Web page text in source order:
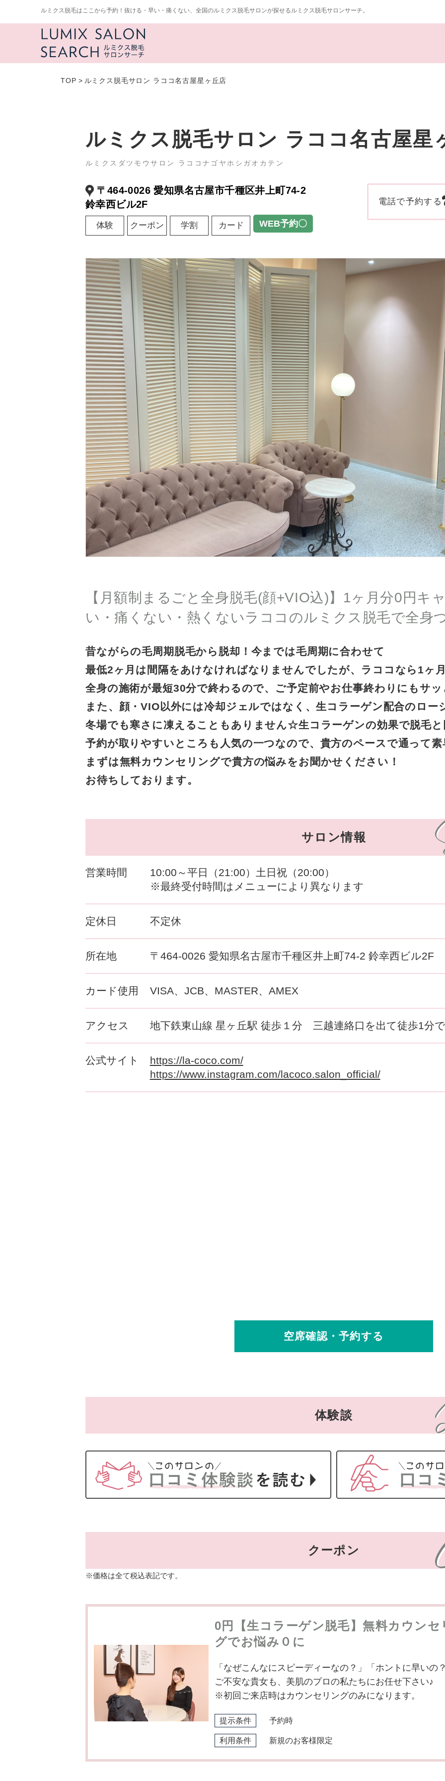
ルミクス脱毛はここから予約！抜ける・早い・痛くない、全国のルミクス脱毛サロンが探せるルミクス脱毛サロンサーチ。
TOP > ルミクス脱毛サロン ラココ名古屋星ヶ丘店
ルミクス脱毛サロン ラココ名古屋星
ルミクスダツモウサロン ラココナゴヤホシガオカテン
〒464-0026 愛知県名古屋市千種区井上町74-2
鈴幸西ビル2F
体験 クーポン 学割 カード WEB予約〇
電話で予約する
【月額制まるごと全身脱毛(顔+VIO込)】1ヶ月分0円キ
い・痛くない・熱くないラココのルミクス脱毛で全身
昔ながらの毛周期脱毛から脱却！今までは毛周期に合わせて
最低2ヶ月は間隔をあけなければなりませんでしたが、ラココなら1ヶ
全身の施術が最短30分で終わるので、ご予定前やお仕事終わりにもサ
また、顔・VIO以外には冷却ジェルではなく、生コラーゲン配合のロー
冬場でも寒さに凍えることもありません☆生コラーゲンの効果で脱毛
予約が取りやすいところも人気の一つなので、貴方のペースで通って
まずは無料カウンセリングで貴方の悩みをお聞かせください！
お待ちしております。
サロン情報
営業時間
10:00～平日（21:00）土日祝（20:00）
※最終受付時間はメニューにより異なります
定休日 不定休
所在地 〒464-0026 愛知県名古屋市千種区井上町74-2 鈴幸西ビル2F
カード使用 VISA、JCB、MASTER、AMEX
アクセス 地下鉄東山線 星ヶ丘駅 徒歩１分 三越連絡口を出て徒歩1分
公式サイト
https://la-coco.com/
https://www.instagram.com/lacoco.salon_official/
空席確認・予約する
体験談
クーポン
※価格は全て税込表記です。
0円【生コラーゲン脱毛】無料カウンセ
グでお悩み０に
「なぜこんなにスピーディーなの？」「ホントに早いの
ご不安な貴女も、美肌のプロの私たちにお任せ下さい♪
※初回ご来店時はカウンセリングのみになります。
提示条件 予約時
利用条件 新規のお客様限定